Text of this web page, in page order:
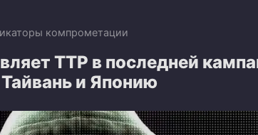
компрометации
TTP в последней
и Японию